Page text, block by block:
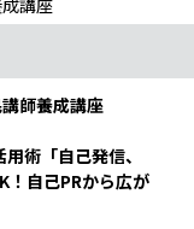
講座
師養成講座
術「自己発信、
！自己PRから広が